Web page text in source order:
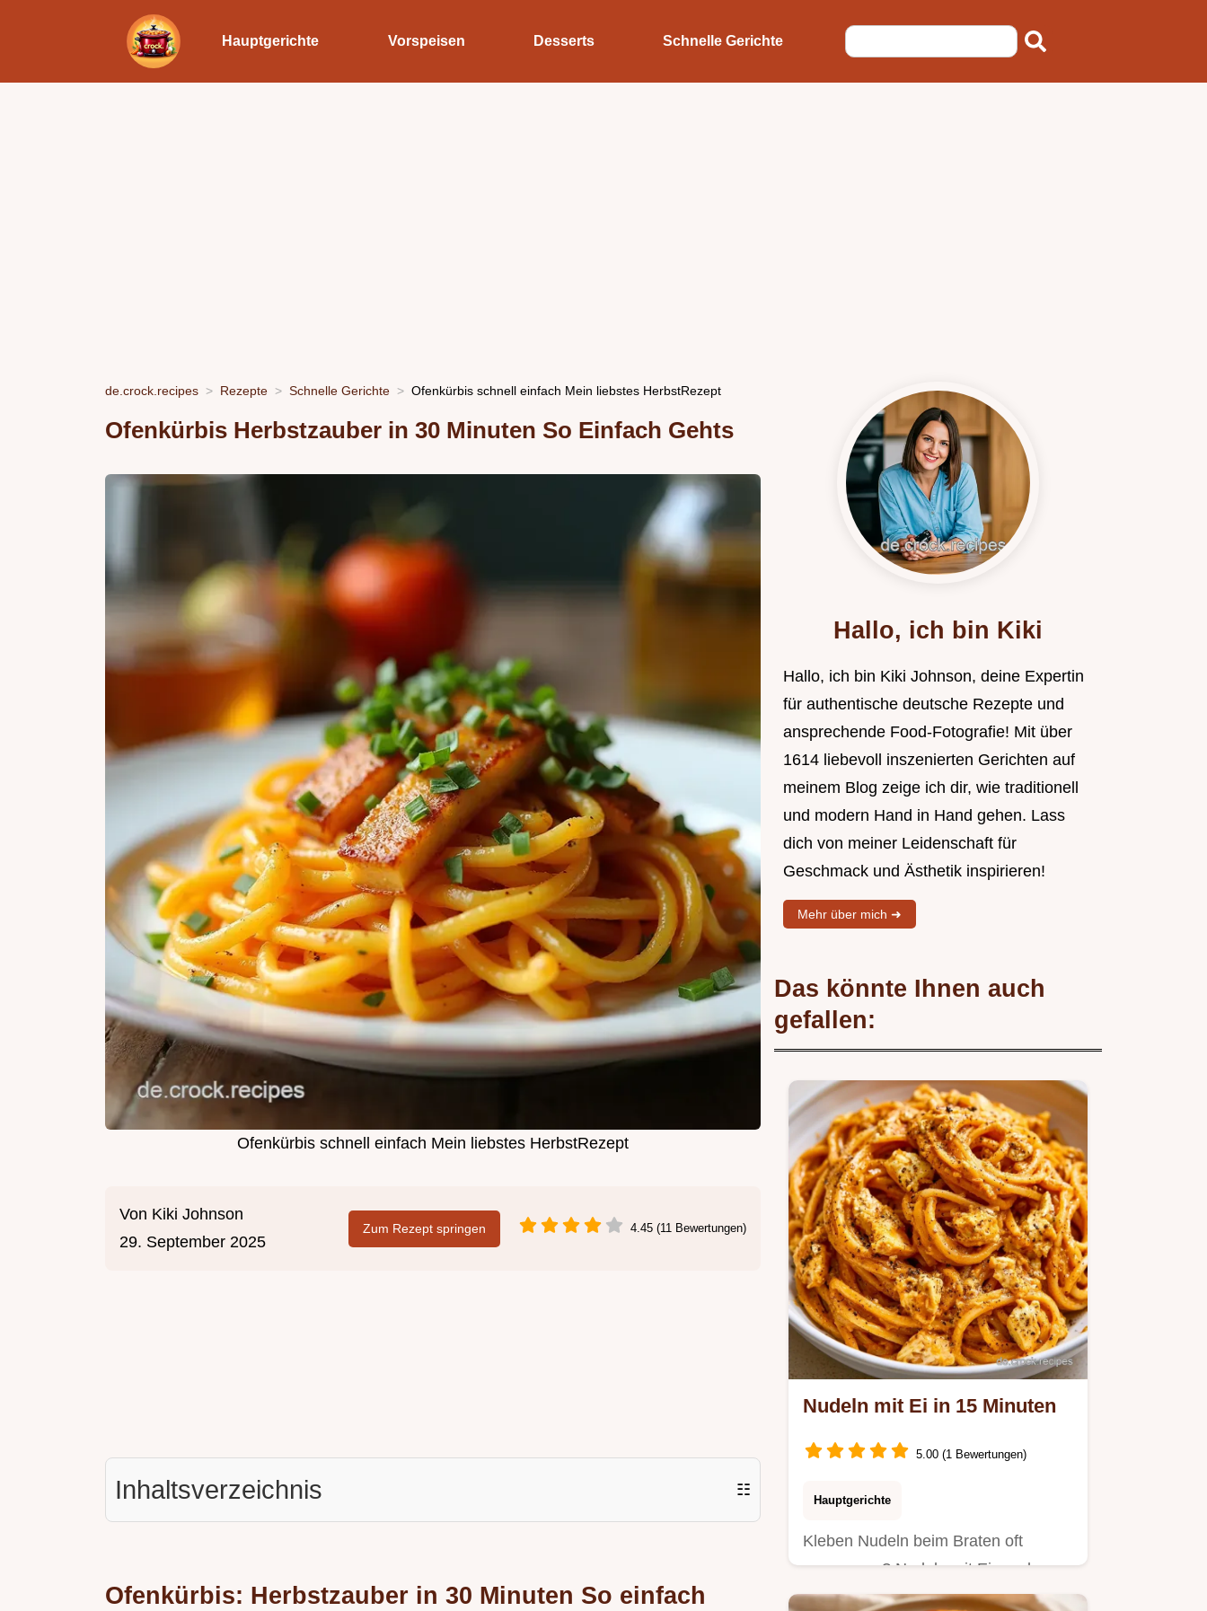
Hauptgerichte Vorspeisen Desserts Schnelle Gerichte
de.crock.recipes Rezepte Schnelle Gerichte Ofenkürbis schnell einfach Mein liebstes HerbstRezept
Ofenkürbis Herbstzauber in 30 Minuten So Einfach Gehts
Ofenkürbis schnell einfach Mein liebstes HerbstRezept
Von Kiki Johnson
29. September 2025
Zum Rezept springen 4.45 (11 Bewertungen)
Inhaltsverzeichnis ☷
Ofenkürbis: Herbstzauber in 30 Minuten So einfach
Hallo, ich bin Kiki
Hallo, ich bin Kiki Johnson, deine Expertin
für authentische deutsche Rezepte und
ansprechende Food-Fotografie! Mit über
1614 liebevoll inszenierten Gerichten auf
meinem Blog zeige ich dir, wie traditionell
und modern Hand in Hand gehen. Lass
dich von meiner Leidenschaft für
Geschmack und Ästhetik inspirieren!
Mehr über mich ➜
Das könnte Ihnen auch
gefallen:
Nudeln mit Ei in 15 Minuten
5.00 (1 Bewertungen)
Hauptgerichte
Kleben Nudeln beim Braten oft
zusammen? Nudeln mit Ei werden
hier goldbraun und knusprig.